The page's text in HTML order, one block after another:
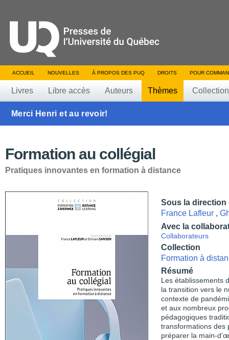
ACCUEIL NOUVELLES À PROPOS DES PUQ DROITS POUR
Livres Libre accès Auteurs Thèmes
Merci Henri et au revoir!
Formation au collégial
Pratiques innovantes en formation à distance
Sous la direction
France Lafleur ,
Avec la
Collaborateurs
Collection
Formation à
Résumé
Les établissements
la transition vers le
contexte de
et aux nombreux
pédagogiques
transformations des
préparer la main-